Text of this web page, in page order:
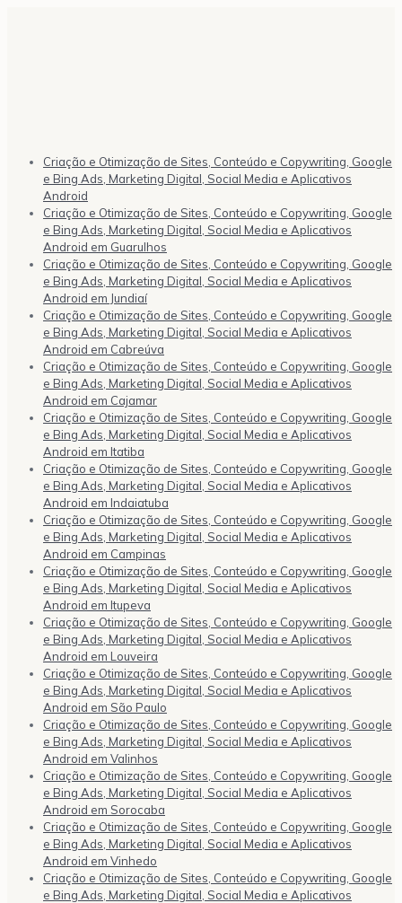
Criação e Otimização de Sites, Conteúdo e Copywriting, Google
e Bing Ads, Marketing Digital, Social Media e Aplicativos
Android
Criação e Otimização de Sites, Conteúdo e Copywriting, Google
e Bing Ads, Marketing Digital, Social Media e Aplicativos
Android em Guarulhos
Criação e Otimização de Sites, Conteúdo e Copywriting, Google
e Bing Ads, Marketing Digital, Social Media e Aplicativos
Android em Jundiaí
Criação e Otimização de Sites, Conteúdo e Copywriting, Google
e Bing Ads, Marketing Digital, Social Media e Aplicativos
Android em Cabreúva
Criação e Otimização de Sites, Conteúdo e Copywriting, Google
e Bing Ads, Marketing Digital, Social Media e Aplicativos
Android em Cajamar
Criação e Otimização de Sites, Conteúdo e Copywriting, Google
e Bing Ads, Marketing Digital, Social Media e Aplicativos
Android em Itatiba
Criação e Otimização de Sites, Conteúdo e Copywriting, Google
e Bing Ads, Marketing Digital, Social Media e Aplicativos
Android em Indaiatuba
Criação e Otimização de Sites, Conteúdo e Copywriting, Google
e Bing Ads, Marketing Digital, Social Media e Aplicativos
Android em Campinas
Criação e Otimização de Sites, Conteúdo e Copywriting, Google
e Bing Ads, Marketing Digital, Social Media e Aplicativos
Android em Itupeva
Criação e Otimização de Sites, Conteúdo e Copywriting, Google
e Bing Ads, Marketing Digital, Social Media e Aplicativos
Android em Louveira
Criação e Otimização de Sites, Conteúdo e Copywriting, Google
e Bing Ads, Marketing Digital, Social Media e Aplicativos
Android em São Paulo
Criação e Otimização de Sites, Conteúdo e Copywriting, Google
e Bing Ads, Marketing Digital, Social Media e Aplicativos
Android em Valinhos
Criação e Otimização de Sites, Conteúdo e Copywriting, Google
e Bing Ads, Marketing Digital, Social Media e Aplicativos
Android em Sorocaba
Criação e Otimização de Sites, Conteúdo e Copywriting, Google
e Bing Ads, Marketing Digital, Social Media e Aplicativos
Android em Vinhedo
Criação e Otimização de Sites, Conteúdo e Copywriting, Google
e Bing Ads, Marketing Digital, Social Media e Aplicativos